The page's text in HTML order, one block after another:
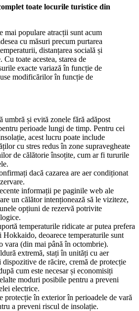
toate locurile turistice din
mai populare atracții sunt acum
cu măsuri precum purtarea
distanțarea socială și
Cu toate acestea, starea de
exacte variază în funcție de
modificărilor în funcție de
umbră și evită zonele fără adăpost
perioade lungi de timp. Pentru cei
acest lucru poate include
cu stres redus în zone supravegheate
de călătorie însoțite, cum ar fi tururile
dacă cazarea are aer condiționat
informații pe paginile web ale
un călător intenționează să le viziteze,
opțiuni de rezervă potrivite
temperaturile ridicate ar putea prefera
deoarece temperaturile sunt
vara (din mai până în octombrie).
extremă, stați în unități cu aer
de răcire, cremă de protecție
cum este necesar și economisiți
moduri posibile pentru a preveni
electrice.
protecție în exterior în perioadele de vară
a preveni riscul de insolație.